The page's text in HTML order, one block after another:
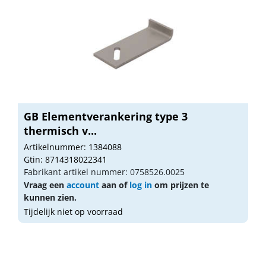
GB Elementverankering type 3
thermisch v...
Artikelnummer: 1384088
Gtin: 8714318022341
Fabrikant artikel nummer: 0758526.0025
Vraag een account aan of log in om prijzen te
kunnen zien.
Tijdelijk niet op voorraad